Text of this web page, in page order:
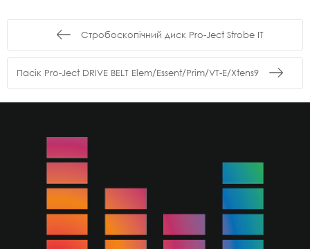
Стробоскопічний диск Pro-Ject Strobe IT
Пасік Pro-Ject DRIVE BELT Elem/Essent/Prim/VT-E/Xtens9